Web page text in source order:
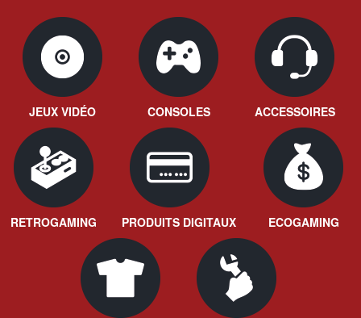
JEUX VIDÉO CONSOLES ACCESSOIRES
RETROGAMING PRODUITS DIGITAUX ECOGAMING